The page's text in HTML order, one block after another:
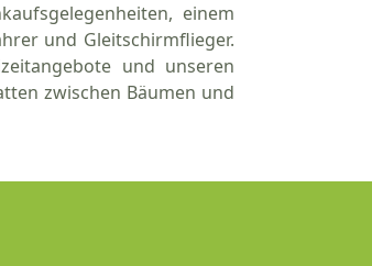
einem
und Gleitschirmflieger.
und unseren
zwischen Bäumen und